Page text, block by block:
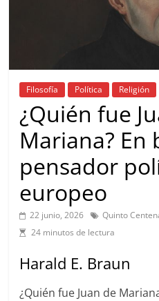
Filosofía Política Religión
¿Quién fue
Mariana? En
pensador
europeo
22 junio, 2026
Quinto
24 minutos de lectura
Harald E. Braun
¿Quién fue Juan de